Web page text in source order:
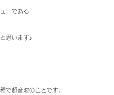
ーである
思います♪
で超音波のことです。